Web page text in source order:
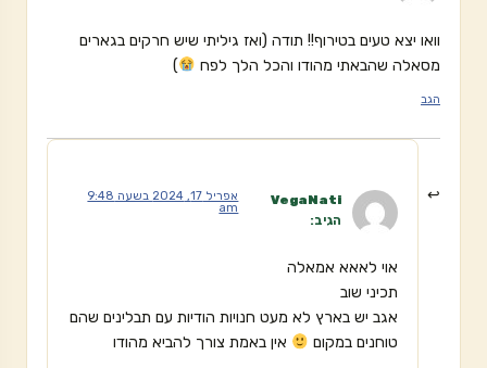
וואו יצא טעים בטירוף!! תודה (ואז גיליתי שיש חרקים בגארים
מסאלה שהבאתי מהודו והכל הלך לפח
)
הגב
VegaNati
הגיב:
אפריל 17, 2024 בשעה 9:48
am
אוי לאאא אמאלה
תכיני שוב
אגב יש בארץ לא מעט חנויות הודיות עם תבלינים שהם
טוחנים במקום
אין באמת צורך להביא מהודו